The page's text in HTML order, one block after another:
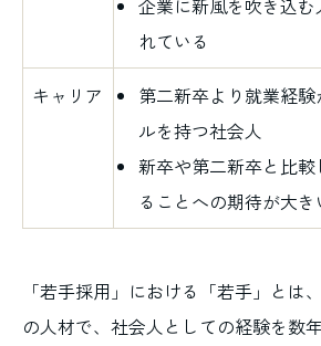
れている
キャリア
第二新卒より就業経
ルを持つ社会人
新卒や第二新卒と比
ることへの期待が大き
「若手採用」における「若手」とは
の人材で、社会人としての経験を数